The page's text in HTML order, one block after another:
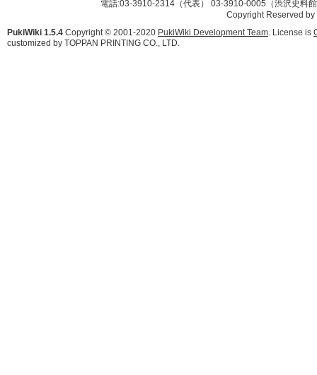
電話:03-3910-2314（代表） 03-3910-0005（渋沢史料
Copyright Reserved
PukiWiki 1.5.4 Copyright © 2001-2020 PukiWiki Development Team. License is
customized by TOPPAN PRINTING CO., LTD.